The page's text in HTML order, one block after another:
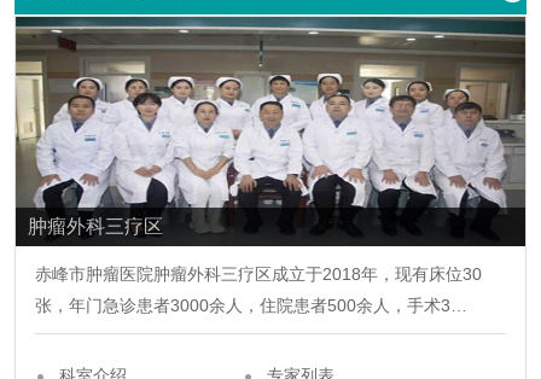
肿瘤外科三疗区
赤峰市肿瘤医院肿瘤外科三疗区成立于2018年，现有床位30
张，年门急诊患者3000余人，住院患者500余人，手术3…